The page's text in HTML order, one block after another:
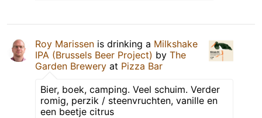
Roy Marissen is drinking a Milkshake
IPA (Brussels Beer Project) by The
Garden Brewery at Pizza Bar
Bier, boek, camping. Veel schuim. Verder
romig, perzik / steenvruchten, vanille en
een beetje citrus